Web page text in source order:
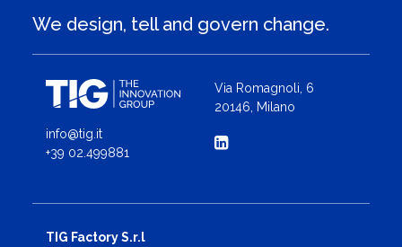
We design, tell and govern change.
info@tig.it
+39 02.499881
Via Romagnoli, 6
20146, Milano
TIG Factory S.r.l